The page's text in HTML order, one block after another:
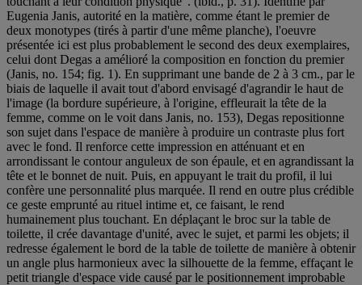
Eugenia Janis, autorité en la matière, comme étant le premier de
deux monotypes (tirés à partir d'une même planche), l'oeuvre
présentée ici est plus probablement le second des deux exemplaires,
celui dont Degas a amélioré la composition en fonction du premier
(Janis, no. 154; fig. 1). En supprimant une bande de 2 à 3 cm., par le
biais de laquelle il avait tout d'abord envisagé d'agrandir le haut de
l'image (la bordure supérieure, à l'origine, effleurait la tête de la
femme, comme on le voit dans Janis, no. 153), Degas repositionne
son sujet dans l'espace de manière à produire un contraste plus fort
avec le fond. Il renforce cette impression en atténuant et en
arrondissant le contour anguleux de son épaule, et en agrandissant la
tête et le bonnet de nuit. Puis, en appuyant le trait du profil, il lui
confère une personnalité plus marquée. Il rend en outre plus crédible
ce geste emprunté au rituel intime et, ce faisant, le rend
humainement plus touchant. En déplaçant le broc sur la table de
toilette, il crée davantage d'unité, avec le sujet, et parmi les objets; il
redresse également le bord de la table de toilette de manière à obtenir
un angle plus harmonieux avec la silhouette de la femme, effaçant le
petit triangle d'espace vide causé par le positionnement improbable